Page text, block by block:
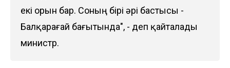
екі орын бар. Соның бірі әрі бастысы -
Балқарағай бағытында", - деп қайталады
министр.